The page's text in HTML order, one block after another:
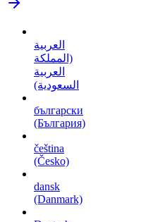
العربية
(المملكة
العربية
السعودية)
български
(България)
čeština
(Česko)
dansk
(Danmark)